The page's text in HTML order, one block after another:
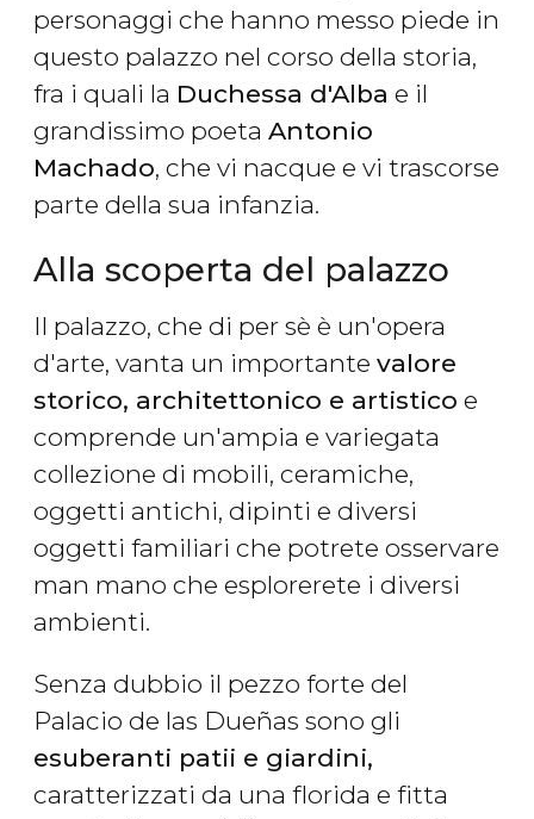
personaggi che hanno messo piede in
questo palazzo nel corso della storia,
fra i quali la Duchessa d'Alba e il
grandissimo poeta Antonio
Machado, che vi nacque e vi trascorse
parte della sua infanzia.
Alla scoperta del palazzo
Il palazzo, che di per sè è un'opera
d'arte, vanta un importante valore
storico, architettonico e artistico e
comprende un'ampia e variegata
collezione di mobili, ceramiche,
oggetti antichi, dipinti e diversi
oggetti familiari che potrete osservare
man mano che esplorerete i diversi
ambienti.
Senza dubbio il pezzo forte del
Palacio de las Dueñas sono gli
esuberanti patii e giardini,
caratterizzati da una florida e fitta